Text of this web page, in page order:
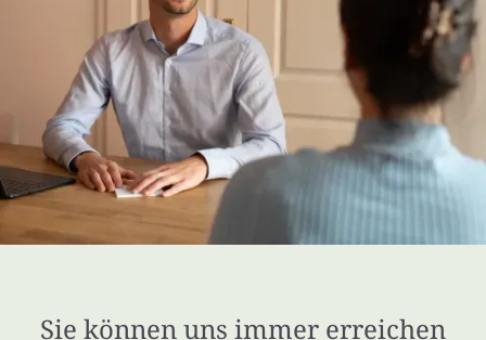
Sie können uns immer erreichen